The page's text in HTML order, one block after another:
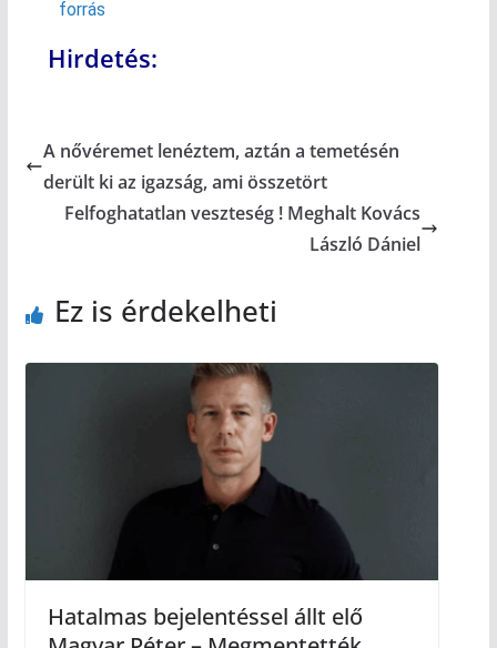
forrás
Hirdetés:
A nővéremet lenéztem, aztán a temetésén
derült ki az igazság, ami összetört
Felfoghatatlan veszteség ! Meghalt Kovács
László Dániel
Ez is érdekelheti
Hatalmas bejelentéssel állt elő